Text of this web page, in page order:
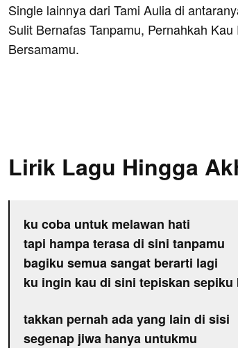
Single lainnya dari Tami Aulia di
Sulit Bernafas Tanpamu, Pernahkah
Bersamamu.
Lirik Lagu Hingga
ku coba untuk melawan hati
tapi hampa terasa di sini tanpamu
bagiku semua sangat berarti lagi
ku ingin kau di sini tepiskan sepiku
takkan pernah ada yang lain di sisi
segenap jiwa hanya untukmu